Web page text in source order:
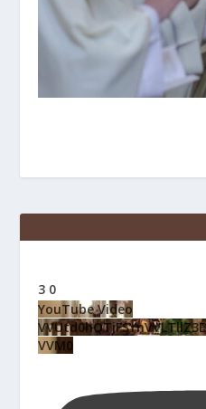
3 0
YouTube Video
VVM0